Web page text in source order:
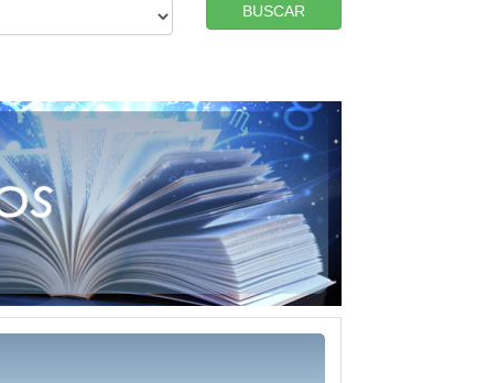
BUSCAR